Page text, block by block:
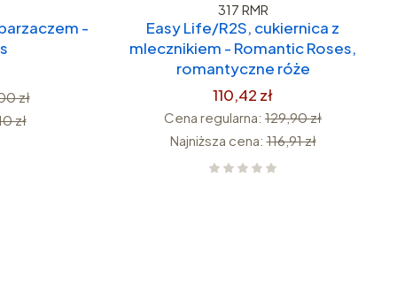
-
zł
zł
317 RMR
Easy Life/R2S, cukiernica z
mlecznikiem - Romantic Roses,
romantyczne róże
110,42 zł
Cena regularna: 129,90 zł
Najniższa cena: 116,91 zł